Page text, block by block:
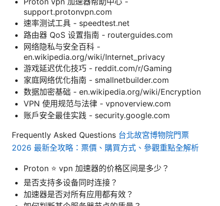
support.protonvpn.com
速率测试工具 - speedtest.net
路由器 QoS 设置指南 - routerguides.com
网络隐私与安全百科 -
en.wikipedia.org/wiki/Internet_privacy
游戏延迟优化技巧 - reddit.com/r/Gaming
家庭网络优化指南 - smallnetbuilder.com
数据加密基础 - en.wikipedia.org/wiki/Encryption
VPN 使用规范与法律 - vpnoverview.com
账户安全最佳实践 - security.google.com
Frequently Asked Questions 台北故宮博物院門票
2026 最新全攻略：票價、購買方式、參觀重點全解析
Proton ⭐ vpn 加速器的价格区间是多少？
是否支持多设备同时连接？
加速器是否对所有应用都有效？